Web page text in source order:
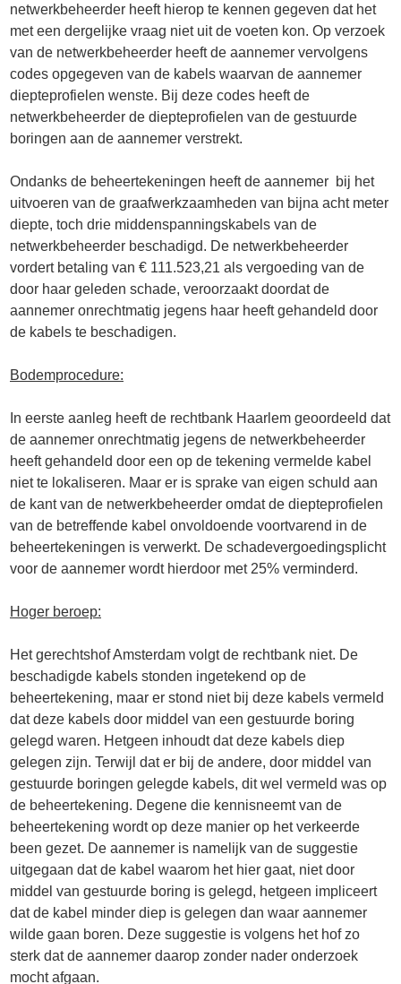
netwerkbeheerder heeft hierop te kennen gegeven dat het
met een dergelijke vraag niet uit de voeten kon. Op verzoek
van de netwerkbeheerder heeft de aannemer vervolgens
codes opgegeven van de kabels waarvan de aannemer
diepteprofielen wenste. Bij deze codes heeft de
netwerkbeheerder de diepteprofielen van de gestuurde
boringen aan de aannemer verstrekt.
Ondanks de beheertekeningen heeft de aannemer bij het
uitvoeren van de graafwerkzaamheden van bijna acht meter
diepte, toch drie middenspanningskabels van de
netwerkbeheerder beschadigd. De netwerkbeheerder
vordert betaling van € 111.523,21 als vergoeding van de
door haar geleden schade, veroorzaakt doordat de
aannemer onrechtmatig jegens haar heeft gehandeld door
de kabels te beschadigen.
Bodemprocedure:
In eerste aanleg heeft de rechtbank Haarlem geoordeeld dat
de aannemer onrechtmatig jegens de netwerkbeheerder
heeft gehandeld door een op de tekening vermelde kabel
niet te lokaliseren. Maar er is sprake van eigen schuld aan
de kant van de netwerkbeheerder omdat de diepteprofielen
van de betreffende kabel onvoldoende voortvarend in de
beheertekeningen is verwerkt. De schadevergoedingsplicht
voor de aannemer wordt hierdoor met 25% verminderd.
Hoger beroep:
Het gerechtshof Amsterdam volgt de rechtbank niet. De
beschadigde kabels stonden ingetekend op de
beheertekening, maar er stond niet bij deze kabels vermeld
dat deze kabels door middel van een gestuurde boring
gelegd waren. Hetgeen inhoudt dat deze kabels diep
gelegen zijn. Terwijl dat er bij de andere, door middel van
gestuurde boringen gelegde kabels, dit wel vermeld was op
de beheertekening. Degene die kennisneemt van de
beheertekening wordt op deze manier op het verkeerde
been gezet. De aannemer is namelijk van de suggestie
uitgegaan dat de kabel waarom het hier gaat, niet door
middel van gestuurde boring is gelegd, hetgeen impliceert
dat de kabel minder diep is gelegen dan waar aannemer
wilde gaan boren. Deze suggestie is volgens het hof zo
sterk dat de aannemer daarop zonder nader onderzoek
mocht afgaan.